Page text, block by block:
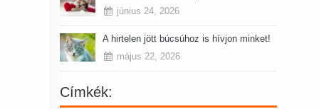
június 24, 2026
A hirtelen jött búcsúhoz is hívjon minket!
május 22, 2026
Címkék: